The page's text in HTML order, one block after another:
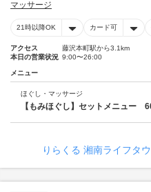
マッサージ
21時以降OK カード可
アクセス
藤沢本町駅から3.1km
本日の営業状況 9:00〜26:00
メニュー
ほぐし・マッサージ
【もみほぐし】セットメニュー
りらくる 湘南ライフタ